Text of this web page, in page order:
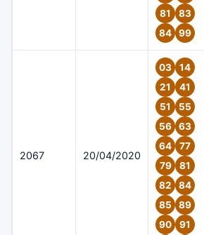
81
83
84
99
2067 20/04/2020
03
14
21
41
51
55
56
63
64
77
79
81
82
84
85
89
90
91